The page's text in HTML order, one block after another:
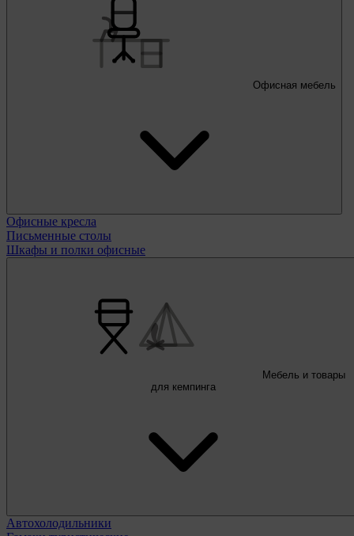
Офисная мебель
Офисные кресла
Письменные столы
Шкафы и полки офисные
Мебель и товары
для кемпинга
Автохолодильники